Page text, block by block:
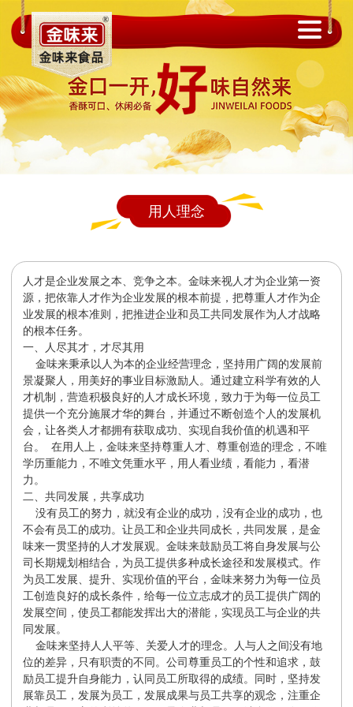
用人理念
人才是企业发展之本、竞争之本。金味来视人才为企业第一资
源，把依靠人才作为企业发展的根本前提，把尊重人才作为企
业发展的根本准则，把推进企业和员工共同发展作为人才战略
的根本任务。
一、人尽其才，才尽其用
金味来秉承以人为本的企业经营理念，坚持用广阔的发展前
景凝聚人，用美好的事业目标激励人。通过建立科学有效的人
才机制，营造积极良好的人才成长环境，致力于为每一位员工
提供一个充分施展才华的舞台，并通过不断创造个人的发展机
会，让各类人才都拥有获取成功、实现自我价值的机遇和平
台。 在用人上，金味来坚持尊重人才、尊重创造的理念，不唯
学历重能力，不唯文凭重水平，用人看业绩，看能力，看潜
力。
二、共同发展，共享成功
没有员工的努力，就没有企业的成功，没有企业的成功，也
不会有员工的成功。让员工和企业共同成长，共同发展，是金
味来一贯坚持的人才发展观。金味来鼓励员工将自身发展与公
司长期规划相结合，为员工提供多种成长途径和发展模式。作
为员工发展、提升、实现价值的平台，金味来努力为每一位员
工创造良好的成长条件，给每一位立志成才的员工提供广阔的
发展空间，使员工都能发挥出大的潜能，实现员工与企业的共
同发展。
金味来坚持人人平等、关爱人才的理念。人与人之间没有地
位的差异，只有职责的不同。公司尊重员工的个性和追求，鼓
励员工提升自身能力，认同员工所取得的成绩。同时，坚持发
展靠员工，发展为员工，发展成果与员工共享的观念，注重企